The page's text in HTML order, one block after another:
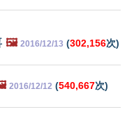
🖼️ 2016/12/13 (302,156次)
2016/12/12 (540,667次)